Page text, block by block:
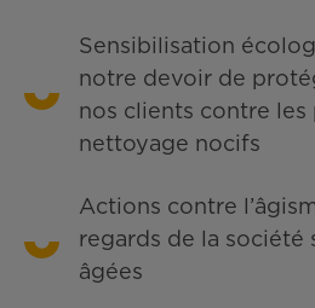
Sensibilisation
notre devoir de
nos clients contre les
nettoyage nocifs
Actions contre
regards de la société
âgées